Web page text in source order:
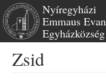
Ugrás
Nyíregyházi
Emmaus
Egyházközség
Zsid